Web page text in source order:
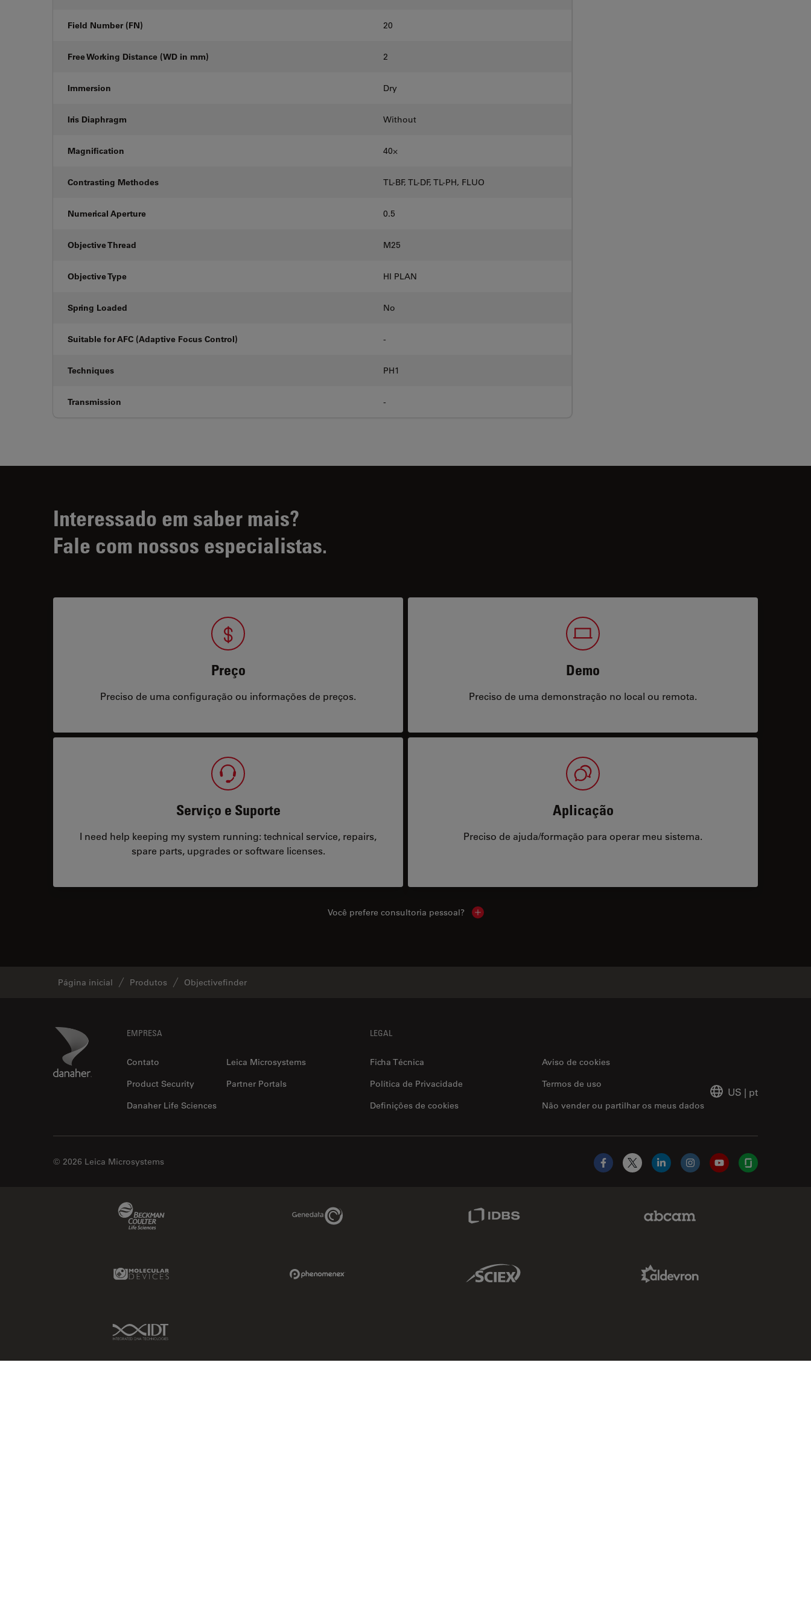
Field Number (FN) 20
Free Working Distance (WD in mm) 2
Immersion Dry
Iris Diaphragm Without
Magnification 40⨉
Contrasting Methodes TL-BF, TL-DF, TL-PH, FLUO
Numerical Aperture 0.5
Objective Thread M25
Objective Type HI PLAN
Spring Loaded No
Suitable for AFC (Adaptive Focus Control) -
Techniques PH1
Transmission -
Interessado em saber mais?
Fale com nossos especialistas.
Preço
Preciso de uma configuração ou informações de preços.
Demo
Preciso de uma demonstração no local ou remota.
Serviço e Suporte
I need help keeping my system running: technical service, repairs,
spare parts, upgrades or software licenses.
Aplicação
Preciso de ajuda/formação para operar meu sistema.
Você prefere consultoria pessoal? Show local contacts
Página inicial Produtos Objectivefinder
Danaher Logo EMPRESA
Contato
Leica Microsystems
Product Security
Partner Portals
Danaher Life Sciences
LEGAL
Ficha Técnica
Aviso de cookies
Política de Privacidade
Não vender ou partilhar os meus dados
Termos de uso
Definições de cookies
US | pt
© 2026 Leica Microsystems
Facebook
X LinkedInInstagramYouTubeGlassdoor
Genedata Link
Molecular Devices Link Sciex Link
IDT Link